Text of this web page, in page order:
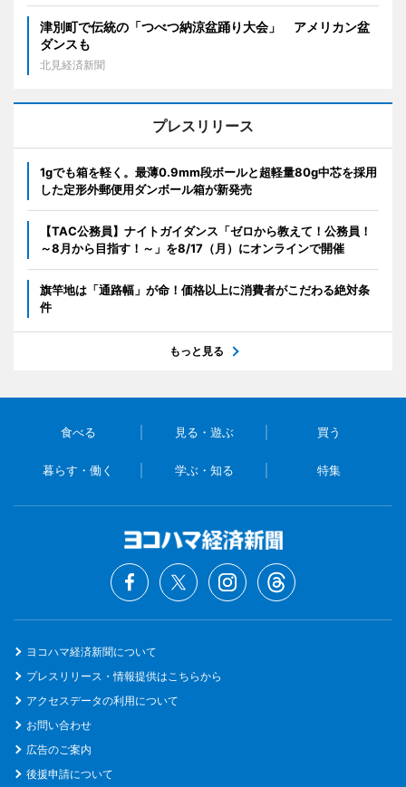
津別町で伝統の「つべつ納涼盆踊り大会」 アメリカン盆
ダンスも
北見経済新聞
プレスリリース
1gでも箱を軽く。最薄0.9mm段ボールと超軽量80g中芯を採用
した定形外郵便用ダンボール箱が新発売
【TAC公務員】ナイトガイダンス「ゼロから教えて！公務員！
～8月から目指す！～」を8/17（月）にオンラインで開催
旗竿地は「通路幅」が命！価格以上に消費者がこだわる絶対条
件
もっと見る
食べる 見る・遊ぶ 買う
暮らす・働く 学ぶ・知る 特集
ヨコハマ経済新聞について
プレスリリース・情報提供はこちらから
アクセスデータの利用について
お問い合わせ
広告のご案内
後援申請について